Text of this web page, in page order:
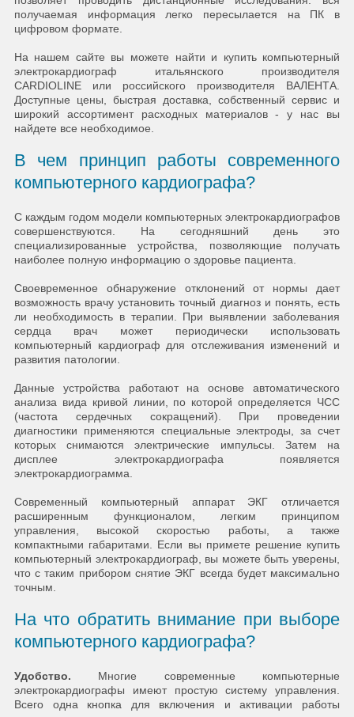
получаемая информация легко пересылается на ПК в
цифровом формате.
На нашем сайте вы можете найти и купить компьютерный
электрокардиограф итальянского производителя
CARDIOLINE или российского производителя ВАЛЕНТА.
Доступные цены, быстрая доставка, собственный сервис и
широкий ассортимент расходных материалов - у нас вы
найдете все необходимое.
В чем принцип работы современного
компьютерного кардиографа?
С каждым годом модели компьютерных электрокардиографов
совершенствуются. На сегодняшний день это
специализированные устройства, позволяющие получать
наиболее полную информацию о здоровье пациента.
Своевременное обнаружение отклонений от нормы дает
возможность врачу установить точный диагноз и понять, есть
ли необходимость в терапии. При выявлении заболевания
сердца врач может периодически использовать
компьютерный кардиограф для отслеживания изменений и
развития патологии.
Данные устройства работают на основе автоматического
анализа вида кривой линии, по которой определяется ЧСС
(частота сердечных сокращений). При проведении
диагностики применяются специальные электроды, за счет
которых снимаются электрические импульсы. Затем на
дисплее электрокардиографа появляется
электрокардиограмма.
Современный компьютерный аппарат ЭКГ отличается
расширенным функционалом, легким принципом
управления, высокой скоростью работы, а также
компактными габаритами. Если вы примете решение купить
компьютерный электрокардиограф, вы можете быть уверены,
что с таким прибором снятие ЭКГ всегда будет максимально
точным.
На что обратить внимание при выборе
компьютерного кардиографа?
Удобство. Многие современные компьютерные
электрокардиографы имеют простую систему управления.
Всего одна кнопка для включения и активации работы